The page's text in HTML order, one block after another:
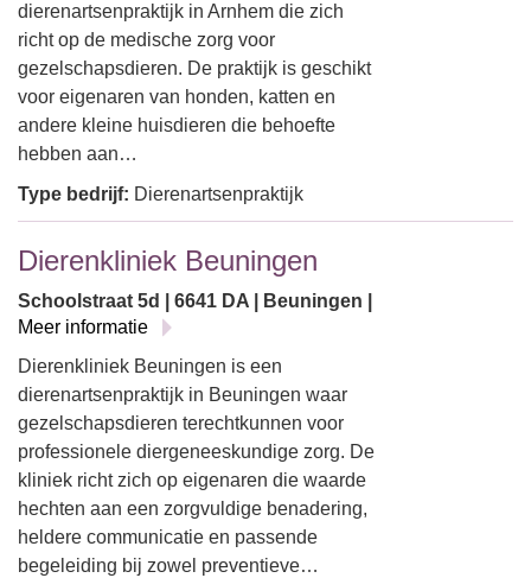
dierenartsenpraktijk in Arnhem die zich
richt op de medische zorg voor
gezelschapsdieren. De praktijk is geschikt
voor eigenaren van honden, katten en
andere kleine huisdieren die behoefte
hebben aan…
Type bedrijf: Dierenartsenpraktijk
Dierenkliniek Beuningen
Schoolstraat 5d | 6641 DA | Beuningen |
Meer informatie
Dierenkliniek Beuningen is een
dierenartsenpraktijk in Beuningen waar
gezelschapsdieren terechtkunnen voor
professionele diergeneeskundige zorg. De
kliniek richt zich op eigenaren die waarde
hechten aan een zorgvuldige benadering,
heldere communicatie en passende
begeleiding bij zowel preventieve…